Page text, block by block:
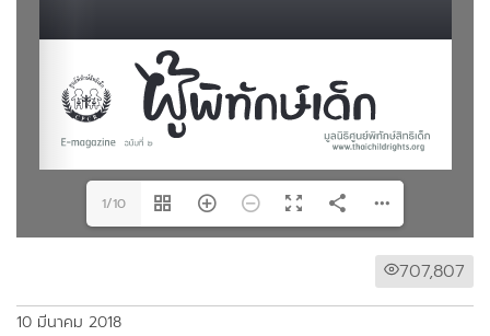
1/10
707,807
10 มีนาคม 2018